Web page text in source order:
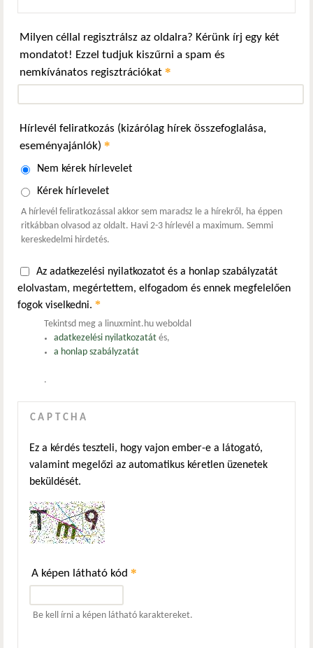
Milyen céllal regisztrálsz az oldalra? Kérünk írj egy két
mondatot! Ezzel tudjuk kiszűrni a spam és
nemkívánatos regisztrációkat *
Hírlevél feliratkozás (kizárólag hírek összefoglalása,
eseményajánlók) *
Nem kérek hírlevelet
Kérek hírlevelet
A hírlevél feliratkozással akkor sem maradsz le a hírekről, ha éppen
ritkábban olvasod az oldalt. Havi 2-3 hírlevél a maximum. Semmi
kereskedelmi hirdetés.
Az adatkezelési nyilatkozatot és a honlap szabályzatát
elolvastam, megértettem, elfogadom és ennek megfelelően
fogok viselkedni. *
Tekintsd meg a linuxmint.hu weboldal
adatkezelési nyilatkozatátés,
a honlap szabályzatát
.
CAPTCHA
Ez a kérdés teszteli, hogy vajon ember-e a látogató,
valamint megelőzi az automatikus kéretlen üzenetek
beküldését.
A képen látható kód *
Be kell írni a képen látható karaktereket.